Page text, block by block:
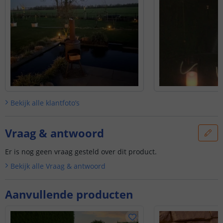
Aanvullende producten
onze klantenservice.
Bekijk alle klantfoto’s
Vraag & antwoord
Er is nog geen vraag gesteld over dit product.
Bekijk alle Vraag & antwoord